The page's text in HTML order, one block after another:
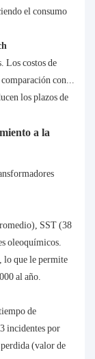
el consumo
Los costos de
con...
los plazos de
a la
SST (38
oleoquímicos.
lo que le permite
al año.
de
incidentes por
(valor de